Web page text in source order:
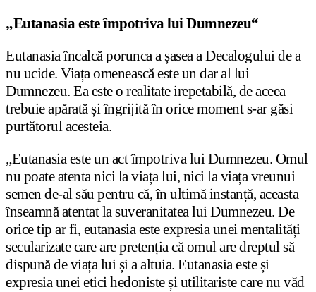
„Eutanasia este împotriva lui Dumnezeu“
Eutanasia încalcă porunca a șasea a Decalogului de a
nu ucide. Viața omenească este un dar al lui
Dumnezeu. Ea este o realitate irepetabilă, de aceea
trebuie apărată și îngrijită în orice moment s-ar găsi
purtătorul acesteia.
„Eutanasia este un act împotriva lui Dumnezeu. Omul
nu poate atenta nici la viața lui, nici la viața vreunui
semen de-al său pentru că, în ultimă instanță, aceasta
înseamnă atentat la suveranitatea lui Dumnezeu. De
orice tip ar fi, eutanasia este expresia unei mentalități
secularizate care are pretenția că omul are dreptul să
dispună de viața lui și a altuia. Eutanasia este și
expresia unei etici hedoniste și utilitariste care nu văd